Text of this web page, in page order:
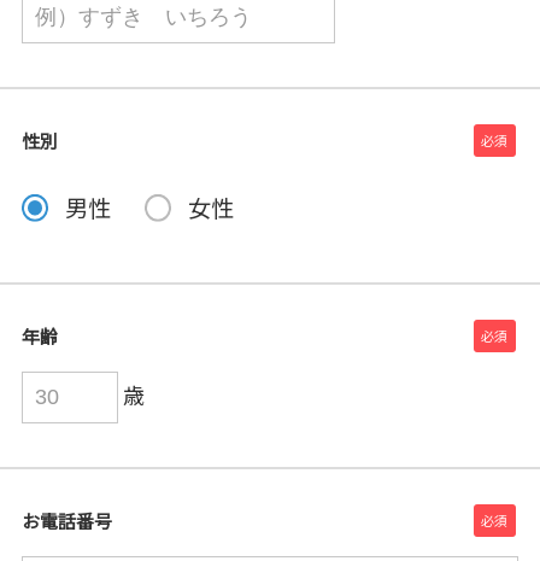
性別
男性 女性
年齢
歳
お電話番号